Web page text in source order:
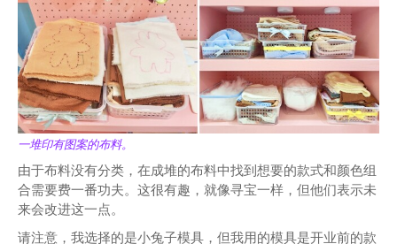
一堆印有图案的布料。
由于布料没有分类，在成堆的布料中找到想要的款式和颜色组
合需要费一番功夫。这很有趣，就像寻宝一样，但他们表示未
来会改进这一点。
请注意，我选择的是小兔子模具，但我用的模具是开业前的款